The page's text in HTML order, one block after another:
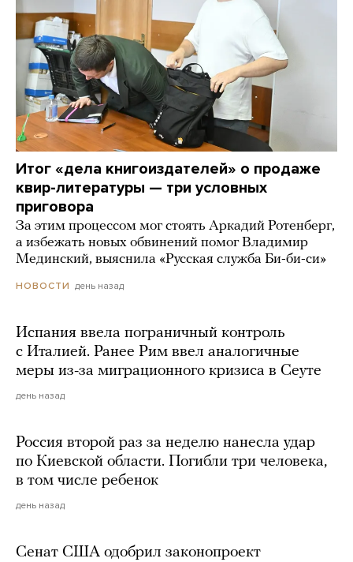
Итог «дела книгоиздателей» о продаже
квир-литературы — три условных
приговора
За этим процессом мог стоять Аркадий Ротенберг,
а избежать новых обвинений помог Владимир
Мединский, выяснила «Русская служба Би-би-си»
НОВОСТИ день назад
Испания ввела пограничный контроль
с Италией. Ранее Рим ввел аналогичные
меры из-за миграционного кризиса в Сеуте
день назад
Россия второй раз за неделю нанесла удар
по Киевской области. Погибли три человека,
в том числе ребенок
день назад
Сенат США одобрил законопроект